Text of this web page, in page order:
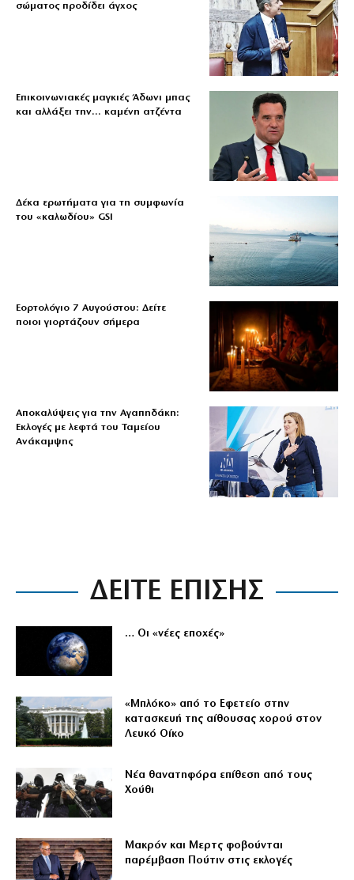
σώματος προδίδει άγχος
Επικοινωνιακές μαγκιές Άδωνι μπας
και αλλάξει την… καμένη ατζέντα
Δέκα ερωτήματα για τη συμφωνία
του «καλωδίου» GSI
Εορτολόγιο 7 Αυγούστου: Δείτε
ποιοι γιορτάζουν σήμερα
Αποκαλύψεις για την Αγαπηδάκη:
Εκλογές με λεφτά του Ταμείου
Ανάκαμψης
ΔΕΙΤΕ ΕΠΙΣΗΣ
… Οι «νέες εποχές»
«Μπλόκο» από το Εφετείο στην
κατασκευή της αίθουσας χορού στον
Λευκό Οίκο
Νέα θανατηφόρα επίθεση από τους
Χούθι
Μακρόν και Μερτς φοβούνται
παρέμβαση Πούτιν στις εκλογές